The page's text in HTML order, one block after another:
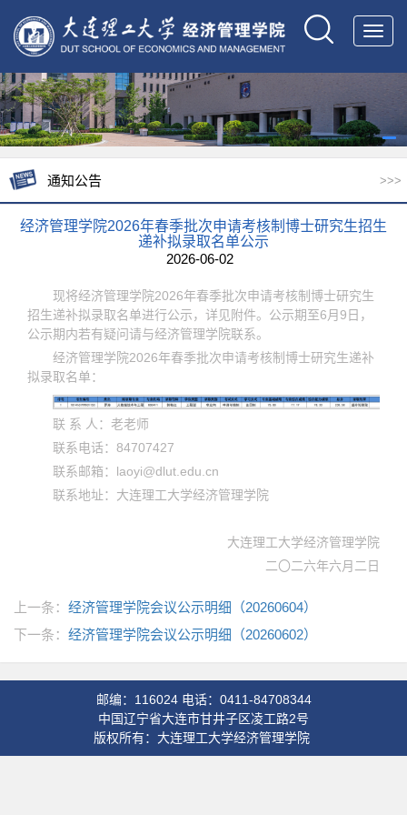
通知公告 >>>
经济管理学院2026年春季批次申请考核制博士研究生招生
递补拟录取名单公示
2026-06-02
现将经济管理学院2026年春季批次申请考核制博士研究生
招生递补拟录取名单进行公示，详见附件。公示期至6月9日，
公示期内若有疑问请与经济管理学院联系。
经济管理学院2026年春季批次申请考核制博士研究生递补
拟录取名单：
联 系 人：老老师
联系电话：84707427
联系邮箱：laoyi@dlut.edu.cn
联系地址：大连理工大学经济管理学院
大连理工大学经济管理学院
二〇二六年六月二日
上一条： 经济管理学院会议公示明细（20260604）
下一条： 经济管理学院会议公示明细（20260602）
邮编：116024 电话：0411-84708344
中国辽宁省大连市甘井子区凌工路2号
版权所有：大连理工大学经济管理学院